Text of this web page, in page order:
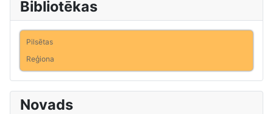
Bibliotēkas
Pilsētas
Reģiona
Novads